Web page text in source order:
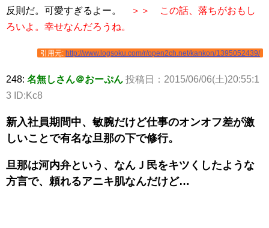
反則だ。可愛すぎるよー。
＞＞ この話、落ちがおもし
ろいよ。幸せなんだろうね。
引用元: http://www.logsoku.com/r/open2ch.net/kankon/1395052439/
248: 名無しさん＠おーぷん 投稿日：2015/06/06(土)20:55:1
3 ID:Kc8
新入社員期間中、敏腕だけど仕事のオンオフ差が激
しいことで有名な旦那の下で修行。
旦那は河内弁という、なんＪ民をキツくしたような
方言で、頼れるアニキ肌なんだけど…